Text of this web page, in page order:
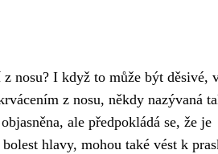
nosu? I když to může být děsivé,
z nosu, někdy nazývaná
ale předpokládá se, že je
hlavy, mohou také vést k